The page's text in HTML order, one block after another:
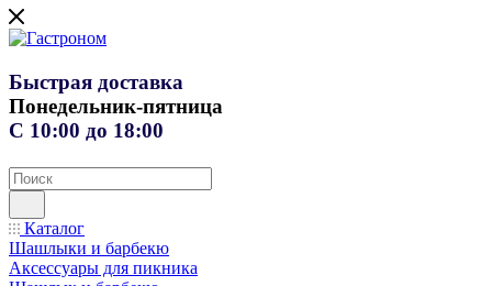
Быстрая доставка
Понедельник-пятница
С 10:00 до 18:00
Каталог
Шашлыки и барбекю
Аксессуары для пикника